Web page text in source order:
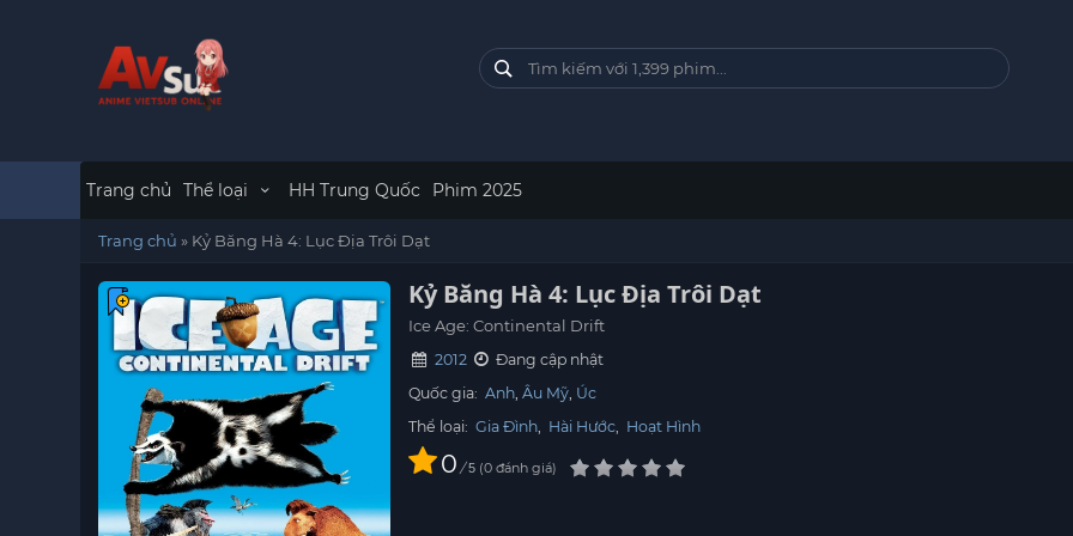
Trang chủ Thể loại HH Trung Quốc Phim 2025
Trang chủ » Kỷ Băng Hà 4: Lục Địa Trôi Dạt
Kỷ Băng Hà 4: Lục Địa Trôi Dạt
Ice Age: Continental Drift
2012
Đang cập nhật
Quốc gia: Anh Âu Mỹ Úc
Thể loại: Gia Đình, Hài Hước, Hoạt Hình
0 / 5 0 đánh giá